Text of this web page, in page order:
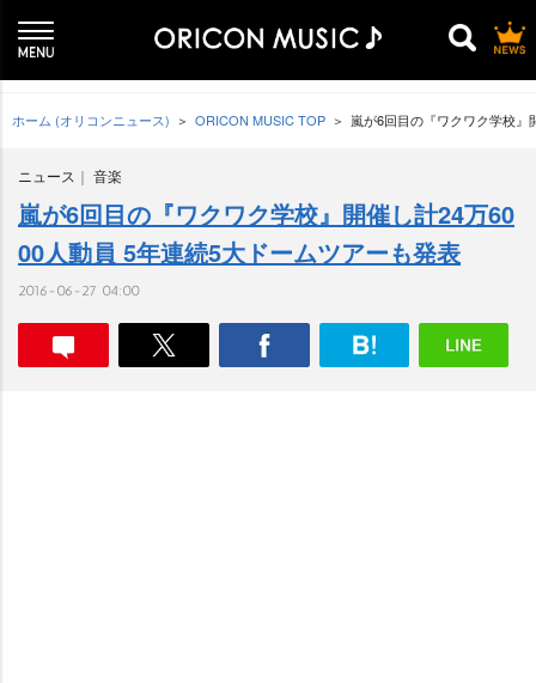
ホーム (オリコンニュース) ORICON MUSIC TOP 嵐が6回目の『ワクワク学校
ニュース 音楽
嵐が6回目の『ワクワク学校』開催し計24万60
00人動員 5年連続5大ドームツアーも発表
2016-06-27 04:00